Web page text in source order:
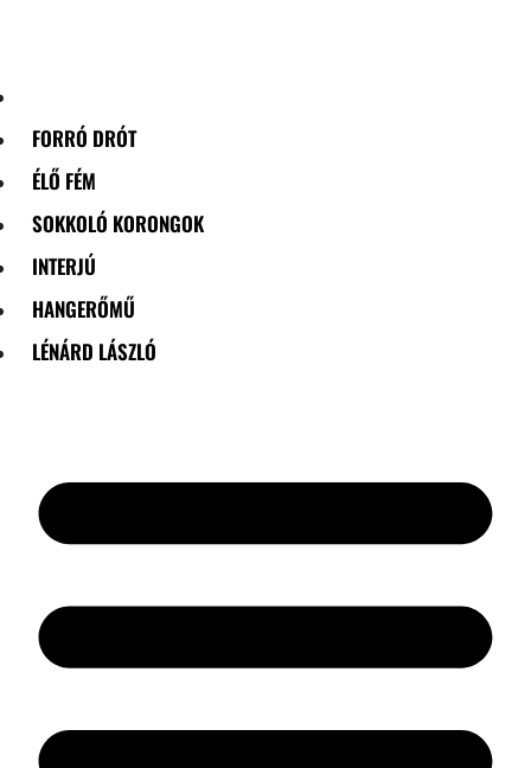
FORRÓ DRÓT
ÉLŐ FÉM
SOKKOLÓ KORONGOK
INTERJÚ
HANGERŐMŰ
LÉNÁRD LÁSZLÓ